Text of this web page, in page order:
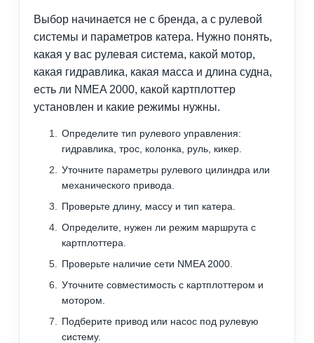
Выбор начинается не с бренда, а с рулевой
системы и параметров катера. Нужно понять,
какая у вас рулевая система, какой мотор,
какая гидравлика, какая масса и длина судна,
есть ли NMEA 2000, какой картплоттер
установлен и какие режимы нужны.
Определите тип рулевого управления:
гидравлика, трос, колонка, руль, кикер.
Уточните параметры рулевого цилиндра или
механического привода.
Проверьте длину, массу и тип катера.
Определите, нужен ли режим маршрута с
картплоттера.
Проверьте наличие сети NMEA 2000.
Уточните совместимость с картплоттером и
мотором.
Подберите привод или насос под рулевую
систему.